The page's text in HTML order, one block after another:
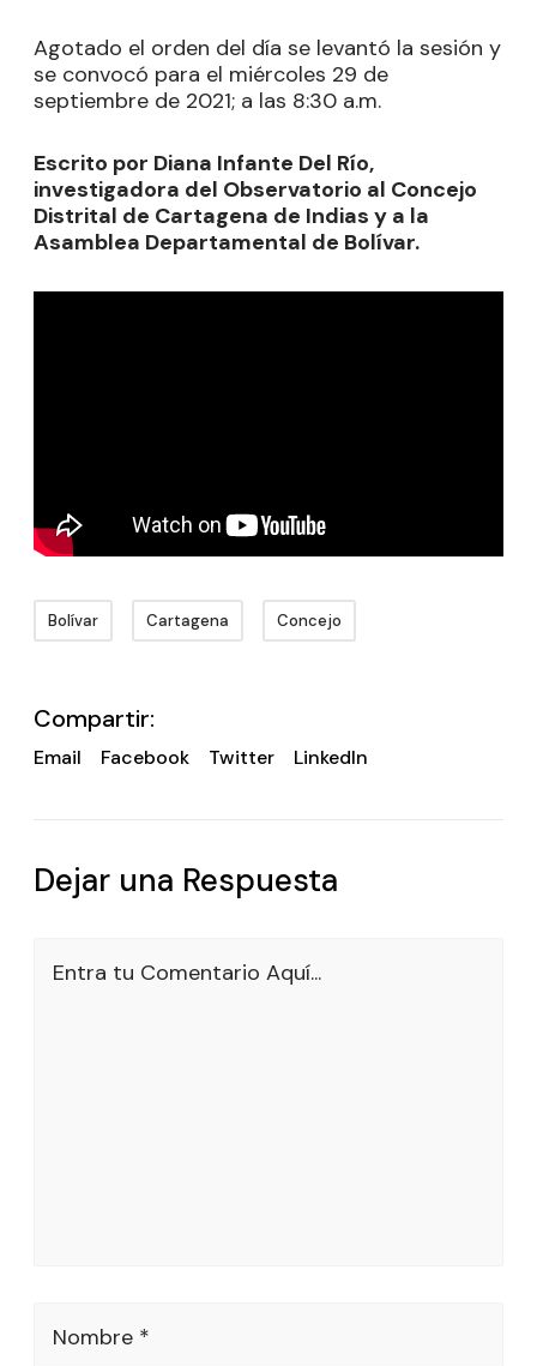
Agotado el orden del día se levantó la sesión y
se convocó para el miércoles 29 de
septiembre de 2021; a las 8:30 a.m.
Escrito por Diana Infante Del Río,
investigadora del Observatorio al Concejo
Distrital de Cartagena de Indias y a la
Asamblea Departamental de Bolívar.
Bolívar Cartagena Concejo
Compartir:
Email Facebook Twitter LinkedIn
Dejar una Respuesta
Entra tu Comentario Aquí...
Nombre *